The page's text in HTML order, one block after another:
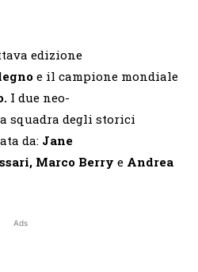
edizione
e il campione mondiale
I due neo-
squadra degli storici
da: Jane
Marco Berry e Andrea
Ads